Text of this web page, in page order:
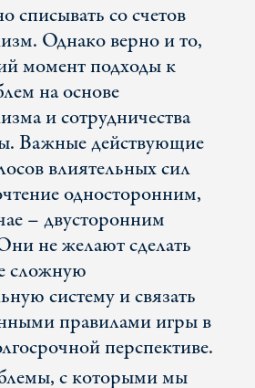
списывать со счетов
Однако верно и то,
момент подходы к
на основе
и сотрудничества
Важные действующие
влиятельных сил
односторонним,
– двусторонним
не желают сделать
сложную
систему и связать
правилами игры в
перспективе.
с которыми мы